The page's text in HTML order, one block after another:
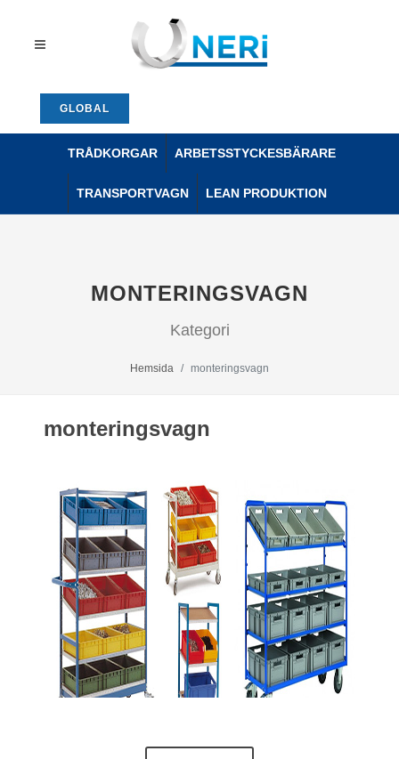
GLOBAL
TRÅDKORGAR ARBETSSTYCKESBÄRARE
TRANSPORTVAGN LEAN PRODUKTION
MONTERINGSVAGN
Kategori
Hemsida monteringsvagn
monteringsvagn